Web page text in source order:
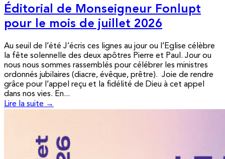
Éditorial de Monseigneur Fonlupt
pour le mois de juillet 2026
Au seuil de l’été J’écris ces lignes au jour ou l’Eglise célèbre
la fête solennelle des deux apôtres Pierre et Paul. Jour ou
nous nous sommes rassemblés pour célébrer les ministres
ordonnés jubilaires (diacre, évêque, prêtre). Joie de rendre
grâce pour l’appel reçu et la fidélité de Dieu à cet appel
dans nos vies. En...
Lire la suite →